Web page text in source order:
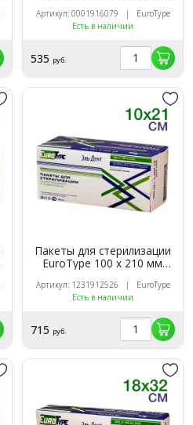
Артикул: 0001916079 | EuroType
Есть в наличии
535 руб.
Пакеты для стерилизации
EuroТуре 100 х 210 мм
Артикул: 1231912526 | EuroType
Есть в наличии
715 руб.